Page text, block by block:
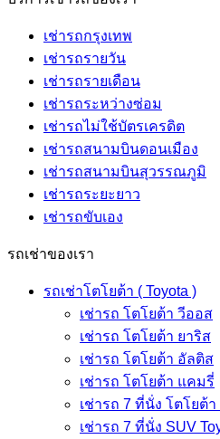
เช่ารถกรุงเทพ
เช่ารถรายวัน
เช่ารถรายเดือน
เช่ารถระหว่างซ่อม
เช่ารถไม่ใช้บัตรเครดิต
เช่ารถสนามบินดอนเมือง
เช่ารถสนามบินสุวรรณภูมิ
เช่ารถระยะยาว
เช่ารถขับเอง
รถเช่าของเรา
รถเช่าโตโยต้า ( Toyota )
เช่ารถ โตโยต้า วีออส
เช่ารถ โตโยต้า ยาริส
เช่ารถ โตโยต้า อัลติส
เช่ารถ โตโยต้า แคมรี่
เช่ารถ 7 ที่นั่ง โตโยต้า
เช่ารถ 7 ที่นั่ง SUV